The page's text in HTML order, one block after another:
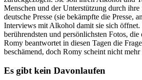
Menschen und der Unterstützung durch
deutsche Presse (sie bekämpfte die
Interviews mit Alkohol damit sie sich öffnet.
berührendsten und persönlichsten Fotos,
Romy beantwortet in diesen Tagen die
beschämend, doch Romy scheint nicht
Es gibt kein Davonlaufen